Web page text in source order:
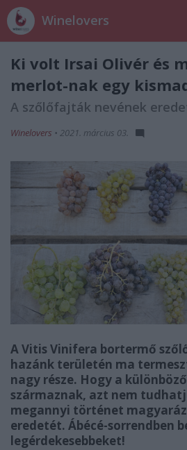
Winelovers
Ki volt Irsai Olivér és
merlot-nak egy
A szőlőfajták nevének
Winelovers • 2021. március 03.
A Vitis Vinifera bortermő
hazánk területén ma
nagy része. Hogy a
származnak, azt nem
megannyi történet
eredetét. Ábécé-sorrendben
legérdekesebbeket!